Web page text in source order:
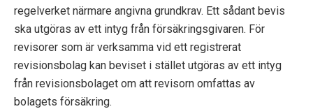
regelverket närmare angivna grundkrav. Ett sådant bevis
ska utgöras av ett intyg från försäkringsgivaren. För
revisorer som är verksamma vid ett registrerat
revisionsbolag kan beviset i stället utgöras av ett intyg
från revisionsbolaget om att revisorn omfattas av
bolagets försäkring.